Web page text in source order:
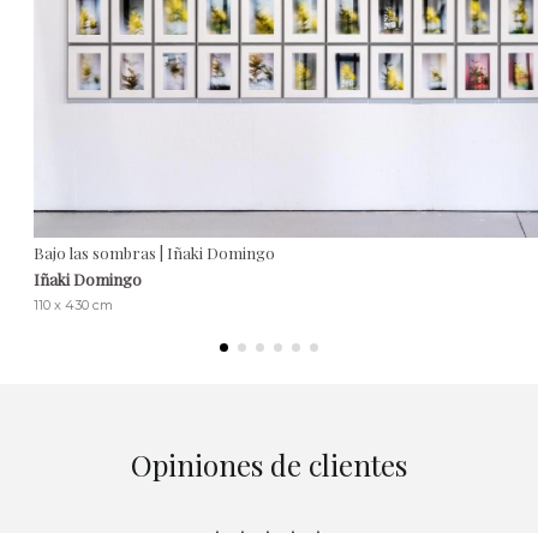
Bajo las sombras | Iñaki Domingo
Iñaki Domingo
110 x 430 cm
Opiniones de clientes